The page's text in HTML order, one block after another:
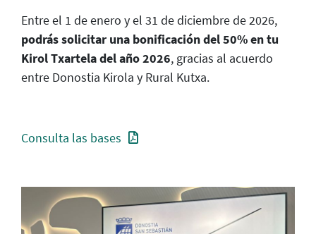
Entre el 1 de enero y el 31 de diciembre de 2026,
podrás solicitar una bonificación del 50% en tu
Kirol Txartela del año 2026, gracias al acuerdo
entre Donostia Kirola y Rural Kutxa.
Consulta las bases